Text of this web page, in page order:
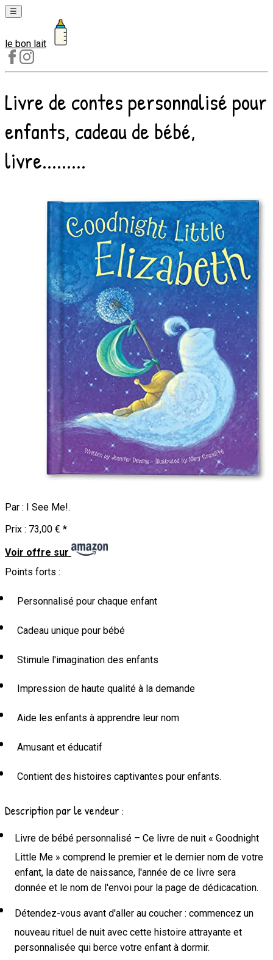
☰
Laits
1er
âge
Laits
2e
âge
de
le bon lait
Livre de contes personnalisé pour
enfants, cadeau de bébé,
livre.........
Par : I See Me!.
Prix : 73,00 € *
Voir offre sur
Points forts :
Personnalisé pour chaque enfant
Cadeau unique pour bébé
Stimule l'imagination des enfants
Impression de haute qualité à la demande
Aide les enfants à apprendre leur nom
Amusant et éducatif
Contient des histoires captivantes pour enfants.
Description par le vendeur :
Livre de bébé personnalisé – Ce livre de nuit « Goodnight
Little Me » comprend le premier et le dernier nom de votre
enfant, la date de naissance, l'année de ce livre sera
donnée et le nom de l'envoi pour la page de dédicacation.
Détendez-vous avant d'aller au coucher : commencez un
nouveau rituel de nuit avec cette histoire attrayante et
personnalisée qui berce votre enfant à dormir.